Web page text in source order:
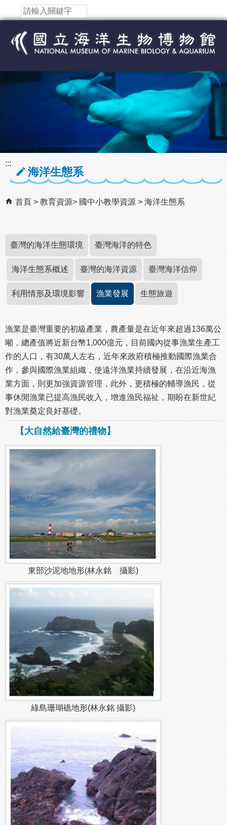
跳到主要內容區塊
:::
海洋生態系
首頁 教育資源 國中小教學資源 海洋生態系
臺灣的海洋生態環境 臺灣海洋的特色
海洋生態系概述 臺灣的海洋資源 臺灣海洋信仰
利用情形及環境影響 漁業發展 生態旅遊
漁業是臺灣重要的初級產業，農產量是在近年來超過136萬公
噸，總產值將近新台幣1,000億元，目前國內從事漁業生產工
作的人口，有30萬人左右，近年來政府積極推動國際漁業合
作，參與國際漁業組織，使遠洋漁業持續發展，在沿近海漁
業方面，則更加強資源管理，此外，更積極的輔導漁民，從
事休閒漁業已提高漁民收入，增進漁民福祉，期盼在新世紀
對漁業奠定良好基礎。
【大自然給臺灣的禮物】
東部沙泥地地形(林永銘 攝影)
綠島珊瑚礁地形(林永銘 攝影)